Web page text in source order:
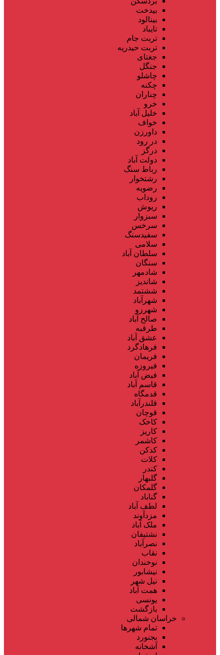
بیدخت
بینالود
تایباد
تربت جام
تربت حیدریه
جغتای
جنگل
چاشلو
چکنه
چناران
خرو
خلیل آباد
خواف
داورزن
در رود
درگز
دولت آباد
رباط سنگ
رشتخوار
رضویه
روداب
ریوش
سبزوار
سرخس
سفیدسنگ
سلامی
سلطان آباد
سنگان
شادمهر
شاندیز
ششتمد
شهرآباد
شهرزو
صالح آباد
طرقبه
عشق آباد
فرهادگرد
فریمان
فیروزه
فیض آباد
قاسم آباد
قدمگاه
قلندرآباد
قوچان
کاخک
کاریز
کاشمر
کدکن
کلات
کندر
گلبهار
گلمکان
گناباد
لطف آباد
مزدآوند
ملک آباد
نشتیفان
نصرآباد
نقاب
نوخندان
نیشابور
نیل شهر
همت آباد
یونسی
بازگشت
خراسان شمالی
تمام شهر‌ها
بجنورد
آشخانه